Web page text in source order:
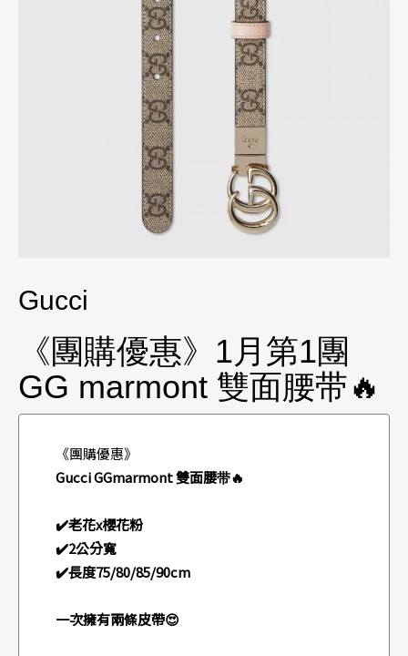
Gucci
《團購優惠》1月第1團
GG marmont 雙面腰带🔥
《團購優惠》
Gucci GGmarmont 雙面腰带🔥
✔️老花x櫻花粉
✔️2公分寬
✔️長度75/80/85/90cm
一次擁有兩條皮帶😍